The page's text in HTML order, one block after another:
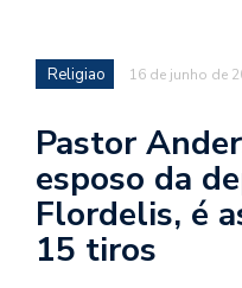
Religiao 16 de junho de
Pastor
esposo da
Flordelis, é
15 tiros